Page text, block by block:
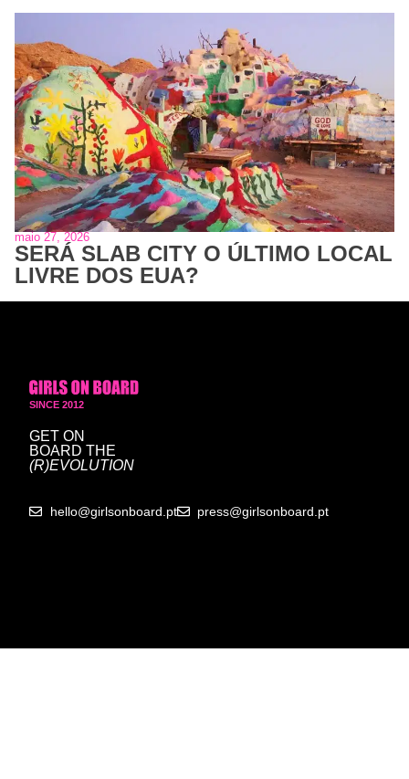
maio 27, 2026
SERÁ SLAB CITY O ÚLTIMO LOCAL
LIVRE DOS EUA?
SINCE 2012
GET ON
BOARD THE
(R)EVOLUTION
hello@girlsonboard.pt press@girlsonboard.pt